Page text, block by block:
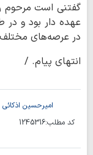
گفتنی است مرحوم
عهده دار بود و
در عرصه‌های
انتهای پیام. /
امیرحسین اذکائی
کد مطلب:1245316